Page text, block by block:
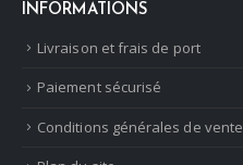
INFORMATIONS
Livraison et frais de port
Paiement sécurisé
Conditions générales de vente